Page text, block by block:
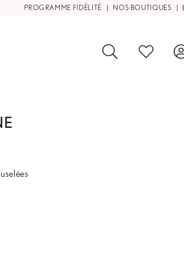
PROGRAMME FIDÉLITÉ | NOS BOUTIQUES |